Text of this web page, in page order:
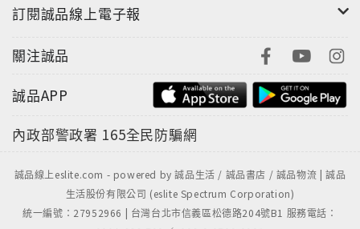
訂閱誠品線上電子報
關注誠品
誠品APP
內政部警政署 165全民防騙網
誠品線上eslite.com - powered by 誠品生活 / 誠品書店 / 誠品物流 | 誠品
生活股份有限公司 (eslite Spectrum Corporation)
統一編號：27952966 | 台灣台北市信義區松德路204號B1 服務電話：